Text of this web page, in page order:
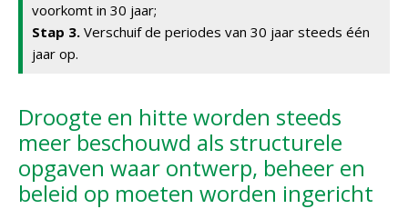
voorkomt in 30 jaar;
Stap 3. Verschuif de periodes van 30 jaar steeds één
jaar op.
Droogte en hitte worden steeds
meer beschouwd als structurele
opgaven waar ontwerp, beheer en
beleid op moeten worden ingericht